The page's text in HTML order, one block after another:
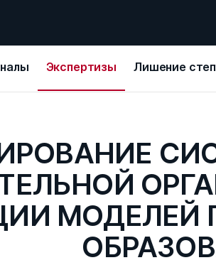
Экспертизы Лишение
МОДЕЛЕЙ